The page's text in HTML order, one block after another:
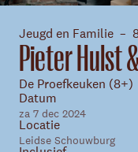
Jeugd en Familie
Pieter Hulst
De Proefkeuken (8+)
Datum
za 7 dec 2024
Locatie
Leidse Schouwburg